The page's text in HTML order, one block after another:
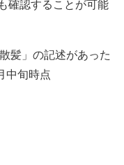
確認することが可能
髪」の記述があった
中旬時点